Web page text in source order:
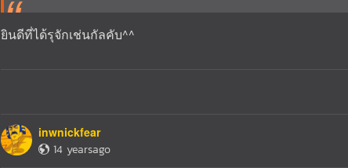
ยินดีที่ได้รุจักเช่นกัลคับ^^
inwnickfear
14 yearsago